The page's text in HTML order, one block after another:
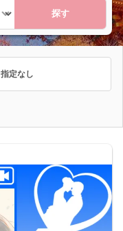
探す
指定なし